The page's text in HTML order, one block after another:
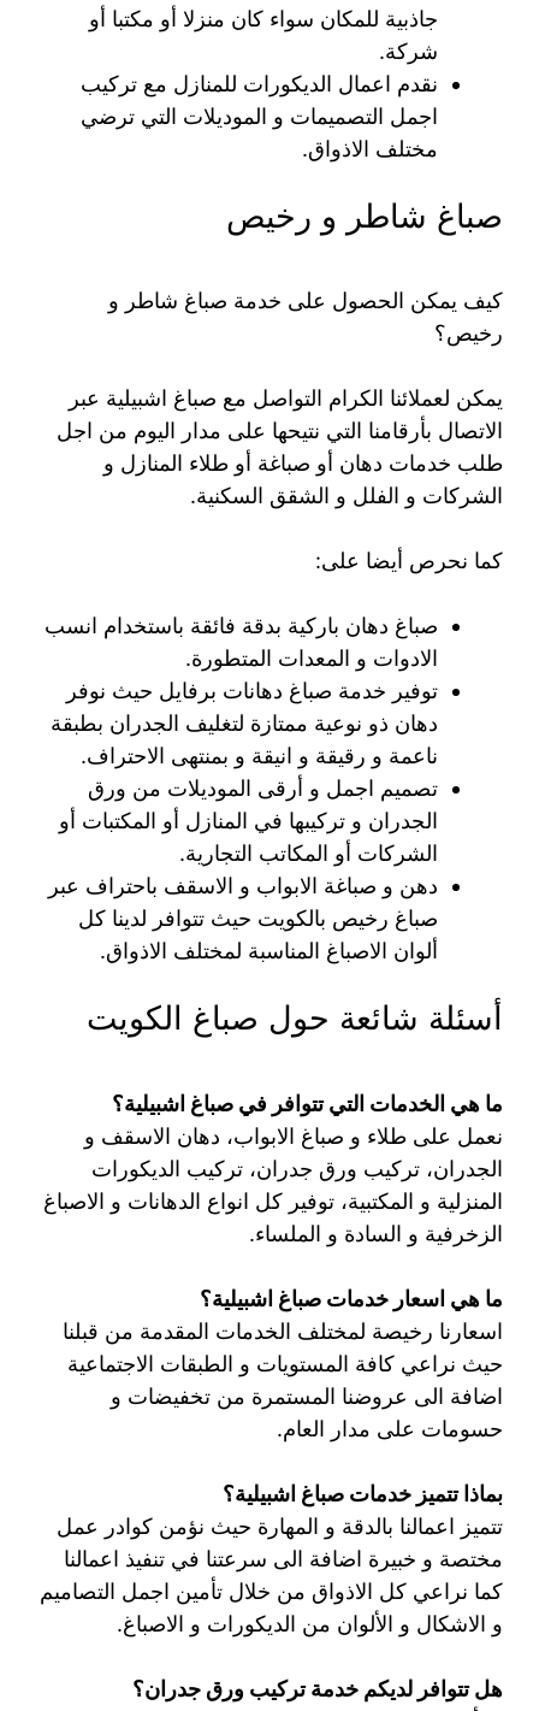
جاذبية للمكان سواء كان منزلا أو مكتبا أو
شركة.
نقدم اعمال الديكورات للمنازل مع تركيب
اجمل التصميمات و الموديلات التي ترضي
مختلف الاذواق.
صباغ شاطر و رخيص
كيف يمكن الحصول على خدمة صباغ شاطر و
رخيص؟
يمكن لعملائنا الكرام التواصل مع صباغ اشبيلية عبر
الاتصال بأرقامنا التي نتيحها على مدار اليوم من اجل
طلب خدمات دهان أو صباغة أو طلاء المنازل و
الشركات و الفلل و الشقق السكنية.
كما نحرص أيضا على:
صباغ دهان باركية بدقة فائقة باستخدام انسب
الادوات و المعدات المتطورة.
توفير خدمة صباغ دهانات برفايل حيث نوفر
دهان ذو نوعية ممتازة لتغليف الجدران بطبقة
ناعمة و رقيقة و انيقة و بمنتهى الاحتراف.
تصميم اجمل و أرقى الموديلات من ورق
الجدران و تركيبها في المنازل أو المكتبات أو
الشركات أو المكاتب التجارية.
دهن و صباغة الابواب و الاسقف باحتراف عبر
صباغ رخيص بالكويت حيث تتوافر لدينا كل
ألوان الاصباغ المناسبة لمختلف الاذواق.
أسئلة شائعة حول صباغ الكويت
ما هي الخدمات التي تتوافر في صباغ اشبيلية؟
نعمل على طلاء و صباغ الابواب، دهان الاسقف و
الجدران، تركيب ورق جدران، تركيب الديكورات
المنزلية و المكتبية، توفير كل انواع الدهانات و الاصباغ
الزخرفية و السادة و الملساء.
ما هي اسعار خدمات صباغ اشبيلية؟
اسعارنا رخيصة لمختلف الخدمات المقدمة من قبلنا
حيث نراعي كافة المستويات و الطبقات الاجتماعية
اضافة الى عروضنا المستمرة من تخفيضات و
حسومات على مدار العام.
بماذا تتميز خدمات صباغ اشبيلية؟
تتميز اعمالنا بالدقة و المهارة حيث نؤمن كوادر عمل
مختصة و خبيرة اضافة الى سرعتنا في تنفيذ اعمالنا
كما نراعي كل الاذواق من خلال تأمين اجمل التصاميم
و الاشكال و الألوان من الديكورات و الاصباغ.
هل تتوافر لديكم خدمة تركيب ورق جدران؟